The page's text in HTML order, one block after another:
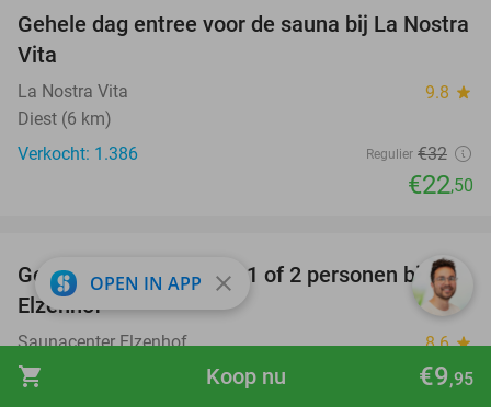
shopping_cart €9,95
Koop nu
30%
Gehele dag entree voor de sauna bij La Nostra
Vita
La Nostra Vita 9.8 star
Diest (6 km)
Verkocht: 1.386
Regulier €32
€22,50
36%
Gehele dag sauna voor 1 of 2 personen bij
Elzenhof
Saunacenter Elzenhof 8.6star
Meensel-Kiezegem
OPEN IN APP close